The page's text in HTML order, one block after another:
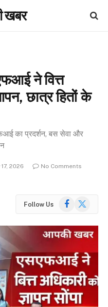
खबर
ने वित्त
छात्र हितों के
का प्रदर्शन, बस सेवा और
2026
No Comments
Follow Us Facebook
X